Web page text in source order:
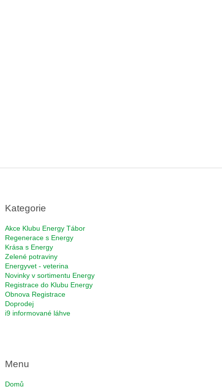
Kategorie
Akce Klubu Energy Tábor
Regenerace s Energy
Krása s Energy
Zelené potraviny
Energyvet - veterina
Novinky v sortimentu Energy
Registrace do Klubu Energy
Obnova Registrace
Doprodej
i9 informované láhve
Menu
Domů